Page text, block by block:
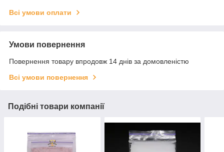
Всі умови оплати
Умови повернення
Повернення товару впродовж 14 днів за домовленістю
Всі умови повернення
Подібні товари компанії